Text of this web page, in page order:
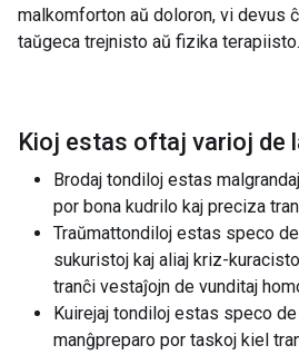
malkomforton aŭ doloron, vi devus
taŭgeca trejnisto aŭ fizika terapiisto.
Kioj estas oftaj varioj de
Brodaj tondiloj estas
por bona kudrilo kaj preciza
Traŭmattondiloj estas speco
sukuristoj kaj aliaj kriz-
tranĉi vestaĵojn de vunditaj
Kuirejaj tondiloj estas speco
manĝpreparo por taskoj kiel